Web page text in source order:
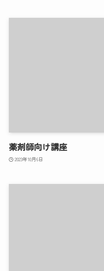
薬剤師向け講座
2023年10月6日